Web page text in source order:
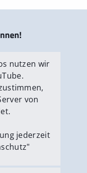
nutzen wir
von
jederzeit